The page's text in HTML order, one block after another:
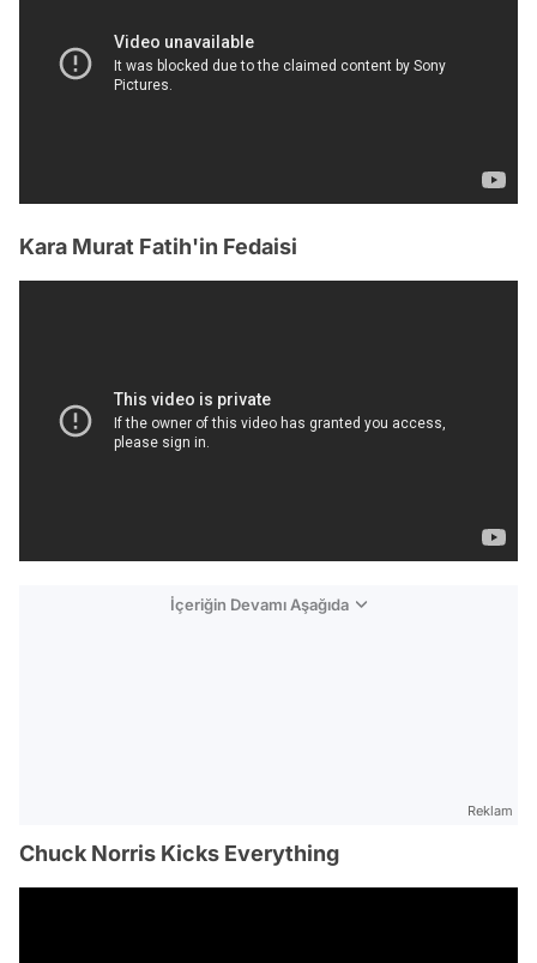
Kara Murat Fatih'in Fedaisi
İçeriğin Devamı Aşağıda
Reklam
Chuck Norris Kicks Everything